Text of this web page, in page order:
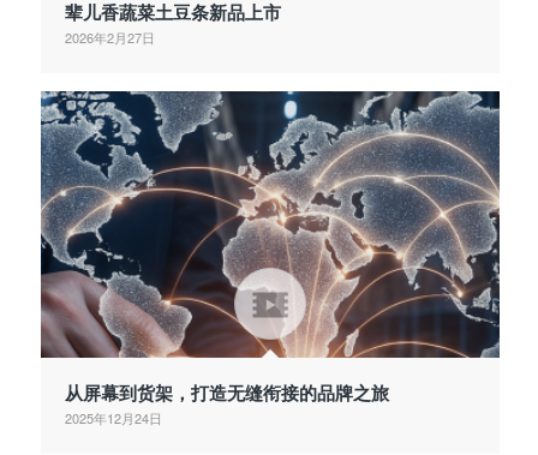
辈儿香蔬菜土豆条新品上市
2026年2月27日
从屏幕到货架，打造无缝衔接的品牌之旅
2025年12月24日